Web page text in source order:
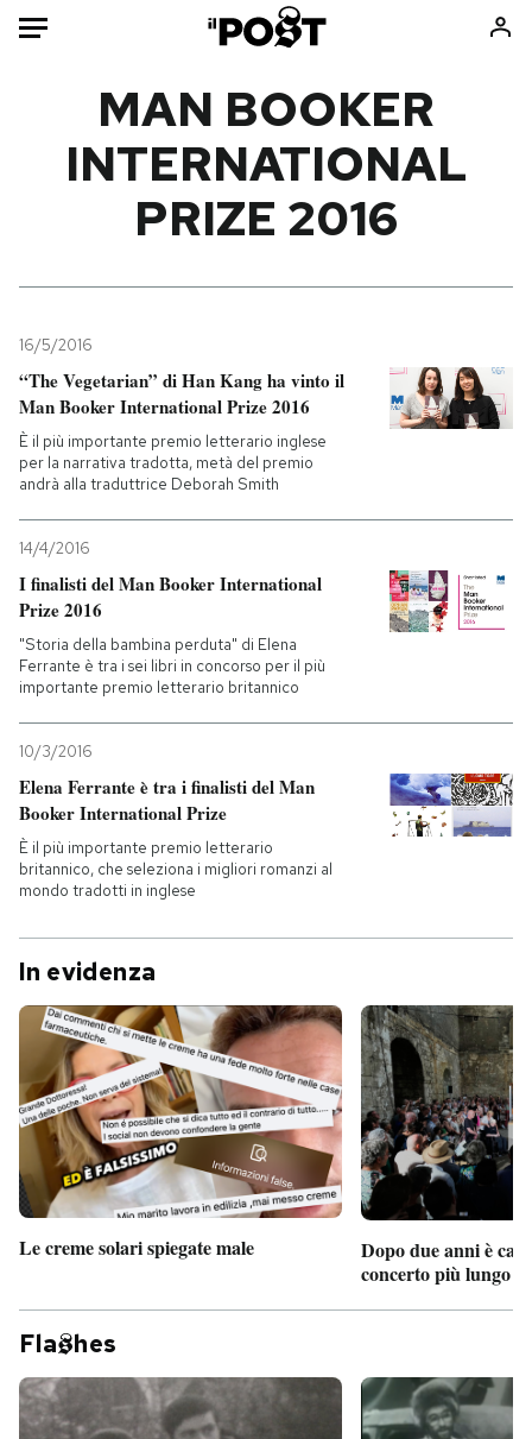
HOME
Internet
Scienza
Cultura
Economia
Sport
Moda
Libri
Media
Europa
Altrecose
Mondiali calcio 2026
PODCAST
NEWSLETTER
SHOP
CALENDARIO
AREA PERSONALE
Entra
MAN BOOKER
INTERNATIONAL
PRIZE 2016
16/5/2016
“The Vegetarian” di Han Kang ha vinto il
Man Booker International Prize 2016
È il più importante premio letterario inglese
per la narrativa tradotta, metà del premio
andrà alla traduttrice Deborah Smith
14/4/2016
I finalisti del Man Booker International
Prize 2016
"Storia della bambina perduta" di Elena
Ferrante è tra i sei libri in concorso per il più
importante premio letterario britannico
10/3/2016
Elena Ferrante è tra i finalisti del Man
Booker International Prize
È il più importante premio letterario
britannico, che seleziona i migliori romanzi al
mondo tradotti in inglese
In evidenza
Le creme solari spiegate male
Dopo due anni è
concerto più lungo
Fla hes